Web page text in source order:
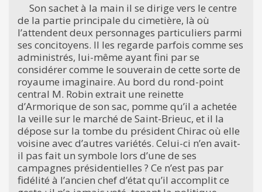
Son sachet à la main il se dirige vers le centre
de la partie principale du cimetière, là où
l’attendent deux personnages particuliers parmi
ses concitoyens. Il les regarde parfois comme ses
administrés, lui-même ayant fini par se
considérer comme le souverain de cette sorte de
royaume imaginaire. Au bord du rond-point
central M. Robin extrait une reinette
d’Armorique de son sac, pomme qu’il a achetée
la veille sur le marché de Saint-Brieuc, et il la
dépose sur la tombe du président Chirac où elle
voisine avec d’autres variétés. Celui-ci n’en avait-
il pas fait un symbole lors d’une de ses
campagnes présidentielles ? Ce n’est pas par
fidélité à l’ancien chef d’état qu’il accomplit ce